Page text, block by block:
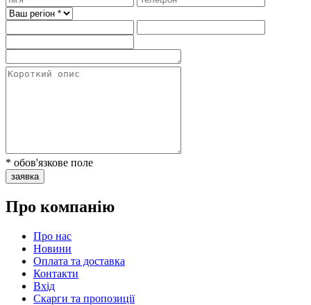
* обов'язкове поле
заявка
Про компанію
Про нас
Новини
Оплата та доставка
Контакти
Вхiд
Скарги та пропозиції